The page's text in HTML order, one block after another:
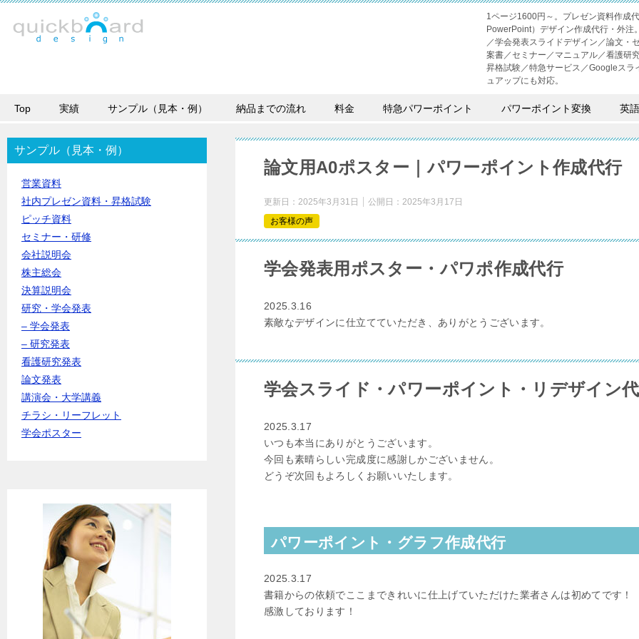
1ページ1600円～。プレゼン資料作成
PowerPoint）デザイン作成代行・外
／学会発表スライドデザイン／論文・
案書／セミナー／マニュアル／看護研
昇格試験／特急サービス／Googleス
ュアップにも対応。
Top 実績 サンプル（見本・例） 納品までの流れ 料金 特急パワーポイント パワーポイント変換 英
論文用A0ポスター｜パワーポイント作成代行
更新日： 2025年3月31日 公開日： 2025年3月17日
お客様の声
学会発表用ポスター・パワポ作成代行
2025.3.16
素敵なデザインに仕立てていただき、ありがとうございます。
学会スライド・パワーポイント・リデザイン
2025.3.17
いつも本当にありがとうございます。
今回も素晴らしい完成度に感謝しかございません。
どうぞ次回もよろしくお願いいたします。
パワーポイント・グラフ作成代行
2025.3.17
書籍からの依頼でここまできれいに仕上げていただけた業者さんは初めてです！
感激しております！
サンプル（見本・例）
営業資料
社内プレゼン資料・昇格試験
ピッチ資料
セミナー・研修
会社説明会
株主総会
決算説明会
研究・学会発表
– 学会発表
– 研究発表
看護研究発表
論文発表
講演会・大学講義
チラシ・リーフレット
学会ポスター